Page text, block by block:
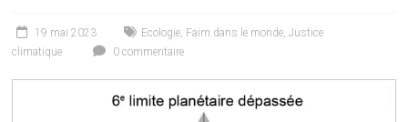
19 mai 2023 Ecologie, Faim dans le monde,Justice
climatique
0 commentaire